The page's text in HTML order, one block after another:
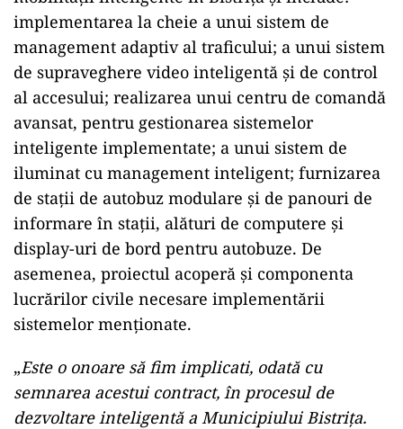
implementarea la cheie a unui sistem de
management adaptiv al traficului; a unui sistem
de supraveghere video inteligentă și de control
al accesului; realizarea unui centru de comandă
avansat, pentru gestionarea sistemelor
inteligente implementate; a unui sistem de
iluminat cu management inteligent; furnizarea
de stații de autobuz modulare și de panouri de
informare în stații, alături de computere și
display-uri de bord pentru autobuze. De
asemenea, proiectul acoperă și componenta
lucrărilor civile necesare implementării
sistemelor menționate.
„Este o onoare să fim implicati, odată cu
semnarea acestui contract, în procesul de
dezvoltare inteligentă a Municipiului Bistrița.